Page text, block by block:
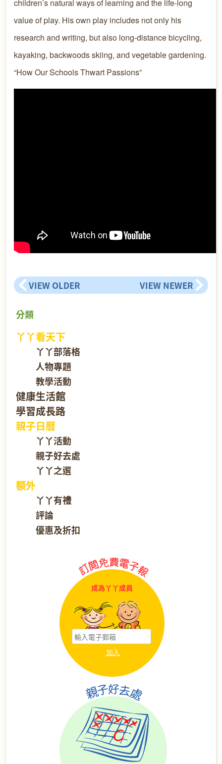
children’s natural ways of learning and the life-long
value of play. His own play includes not only his
research and writing, but also long-distance bicycling,
kayaking, backwoods skiing, and vegetable gardening.
“How Our Schools Thwart Passions”
VIEW OLDER VIEW NEWER
分類
丫丫看天下
丫丫部落格
人物專題
教學活動
健康生活館
學習成長路
親子日曆
丫丫活動
親子好去處
丫丫之選
额外
丫丫有禮
評論
優惠及折扣
成為丫丫成員